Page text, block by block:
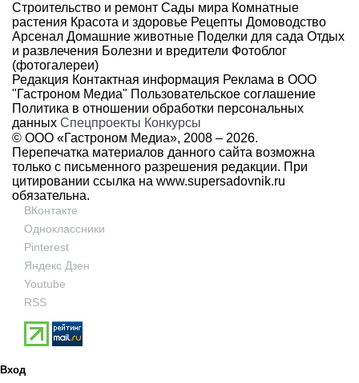
Строительство и ремонт Сады мира Комнатные
растения Красота и здоровье Рецепты Домоводство
Арсенал Домашние животные Поделки для сада Отдых
и развлечения Болезни и вредители Фотоблог
(фотогалереи)
Редакция Контактная информация Реклама в ООО
"Гастроном Медиа" Пользовательское соглашение
Политика в отношении обработки персональных
данных Спецпроекты Конкурсы
© ООО «Гастроном Медиа», 2008 – 2026.
Перепечатка материалов данного сайта возможна
только с письменного разрешения редакции. При
цитировании ссылка на www.supersadovnik.ru
обязательна.
ВКонтакте
Одноклассники
Pinterest
Яндекс Дзен
Youtube
RSS
Вход